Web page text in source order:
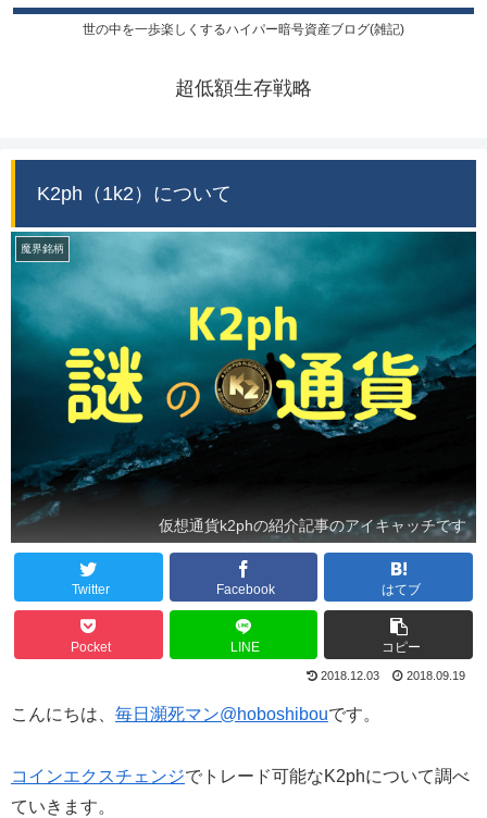
世の中を一歩楽しくするハイパー暗号資産ブログ(雑記)
超低額生存戦略
K2ph（1k2）について
魔界銘柄
仮想通貨k2phの紹介記事のアイキャッチです
Twitter Facebook はてブ
Pocket LINE コピー
2018.12.03 2018.09.19
こんにちは、 毎日瀕死マン@hoboshibouです。
コインエクスチェンジでトレード可能なK2phについて調べ
ていきます。